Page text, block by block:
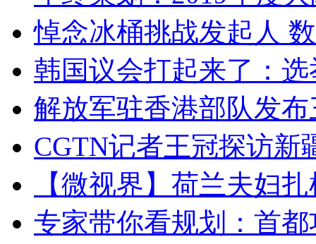
悼念冰桶挑战发起人
韩国议会打起来了：
解放军驻香港部队发
CGTN记者王冠探访新
【微视界】荷兰夫妇
专家带你看规划：首